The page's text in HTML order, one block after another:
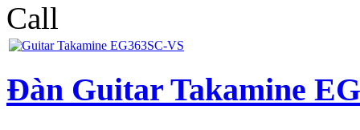
Call
Đàn Guitar Takamine